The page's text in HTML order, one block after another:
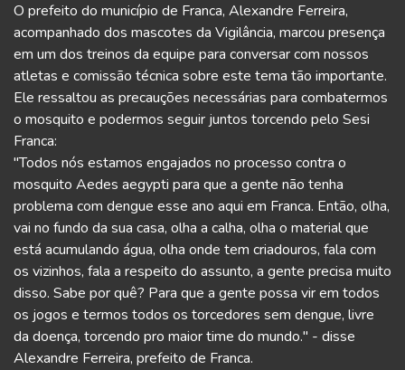
O prefeito do município de Franca, Alexandre Ferreira,
acompanhado dos mascotes da Vigilância, marcou presença
em um dos treinos da equipe para conversar com nossos
atletas e comissão técnica sobre este tema tão importante.
Ele ressaltou as precauções necessárias para combatermos
o mosquito e podermos seguir juntos torcendo pelo Sesi
Franca:
"Todos nós estamos engajados no processo contra o
mosquito Aedes aegypti para que a gente não tenha
problema com dengue esse ano aqui em Franca. Então, olha,
vai no fundo da sua casa, olha a calha, olha o material que
está acumulando água, olha onde tem criadouros, fala com
os vizinhos, fala a respeito do assunto, a gente precisa muito
disso. Sabe por quê? Para que a gente possa vir em todos
os jogos e termos todos os torcedores sem dengue, livre
da doença, torcendo pro maior time do mundo." - disse
Alexandre Ferreira, prefeito de Franca.